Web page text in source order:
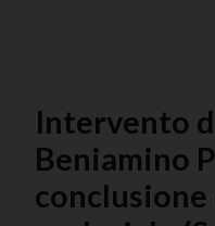
Intervento
Beniamino
conclusione